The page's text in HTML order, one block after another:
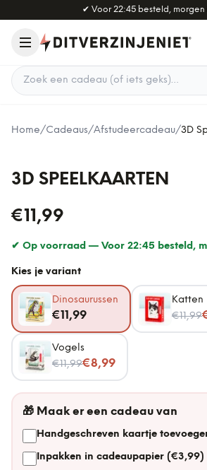
Naar hoofdinhoud
✔ Voor 22:45 besteld, morgen
Zoek een cadeau
Home/Cadeaus/Afstudeercadeau/3D
3D SPEELKAARTEN
€11,99
✔ Op voorraad — Voor 22:45 besteld,
Kies je variant
Dinosaurussen
€11,99
Katten
€11,99
Nu
Vogels
€11,99
Nu voor€8,99
🎁 Maak er een cadeau van
Handgeschreven kaartje
Inpakken in cadeaupapier (€3,99)